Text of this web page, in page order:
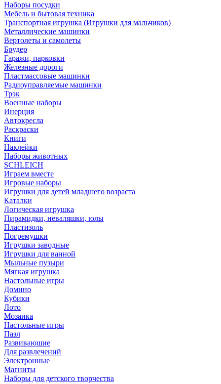
Наборы посудки
Мебель и бытовая техника
Транспортная игрушка (Игрушки для мальчиков)
Металлические машинки
Вертолеты и самолеты
Брудер
Гаражи, парковки
Железные дороги
Пластмассовые машинки
Радиоуправляемые машинки
Трэк
Военные наборы
Инерция
Автокресла
Раскраски
Книги
Наклейки
Наборы животных
SCHLEICH
Играем вместе
Игровые наборы
Игрушки для детей младшего возраста
Каталки
Логическая игрушка
Пирамидки, неваляшки, юлы
Пластизоль
Погремушки
Игрушки заводные
Игрушки для ванной
Мыльные пузыри
Мягкая игрушка
Настольные игры
Домино
Кубики
Лото
Мозаика
Настольные игры
Пазл
Развиваюшие
Для развлечений
Электронные
Магниты
Наборы для детского творчества